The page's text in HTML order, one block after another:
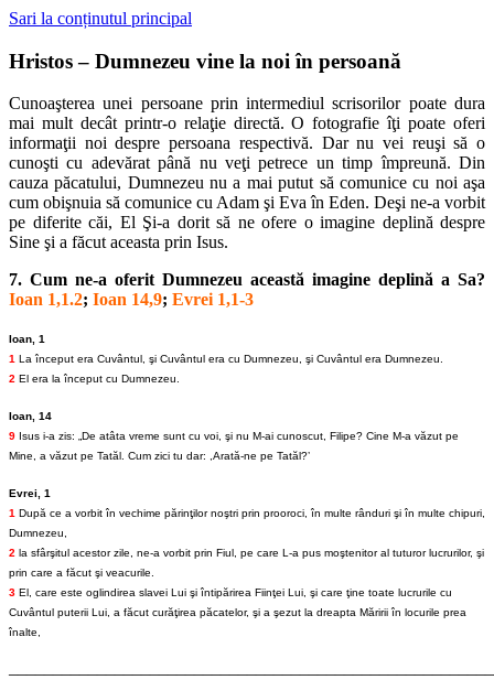
Sari la conținutul principal
Hristos – Dumnezeu vine la noi în persoană
Cunoaşterea unei persoane prin intermediul scrisorilor poate dura
mai mult decât printr-o relaţie directă. O fotografie îţi poate oferi
informaţii noi despre persoana respectivă. Dar nu vei reuşi să o
cunoşti cu adevărat până nu veţi petrece un timp împreună. Din
cauza păcatului, Dumnezeu nu a mai putut să comunice cu noi aşa
cum obişnuia să comunice cu Adam şi Eva în Eden. Deşi ne-a vorbit
pe diferite căi, El Şi-a dorit să ne ofere o imagine deplină despre
Sine şi a făcut aceasta prin Isus.
7. Cum ne-a oferit Dumnezeu această imagine deplină a Sa?
Ioan 1,1.2; Ioan 14,9; Evrei 1,1-3
Ioan, 1
1 La început era Cuvântul, şi Cuvântul era cu Dumnezeu, şi Cuvântul era Dumnezeu.
2 El era la început cu Dumnezeu.
Ioan, 14
9 Isus i-a zis: „De atâta vreme sunt cu voi, şi nu M-ai cunoscut, Filipe? Cine M-a văzut pe
Mine, a văzut pe Tatăl. Cum zici tu dar: ,Arată-ne pe Tatăl?’
Evrei, 1
1 După ce a vorbit în vechime părinţilor noştri prin prooroci, în multe rânduri şi în multe chipuri,
Dumnezeu,
2 la sfârşitul acestor zile, ne-a vorbit prin Fiul, pe care L-a pus moştenitor al tuturor lucrurilor, şi
prin care a făcut şi veacurile.
3 El, care este oglindirea slavei Lui şi întipărirea Fiinţei Lui, şi care ţine toate lucrurile cu
Cuvântul puterii Lui, a făcut curăţirea păcatelor, şi a şezut la dreapta Măririi în locurile prea
înalte,